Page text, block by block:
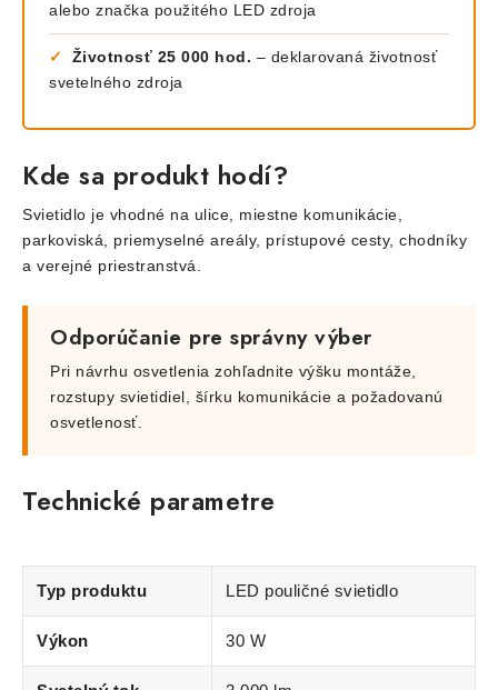
alebo značka použitého LED zdroja
✓ Životnosť 25 000 hod. – deklarovaná životnosť
svetelného zdroja
Kde sa produkt hodí?
Svietidlo je vhodné na ulice, miestne komunikácie,
parkoviská, priemyselné areály, prístupové cesty, chodníky
a verejné priestranstvá.
Odporúčanie pre správny výber
Pri návrhu osvetlenia zohľadnite výšku montáže,
rozstupy svietidiel, šírku komunikácie a požadovanú
osvetlenosť.
Technické parametre
Typ produktu LED pouličné svietidlo
Výkon 30 W